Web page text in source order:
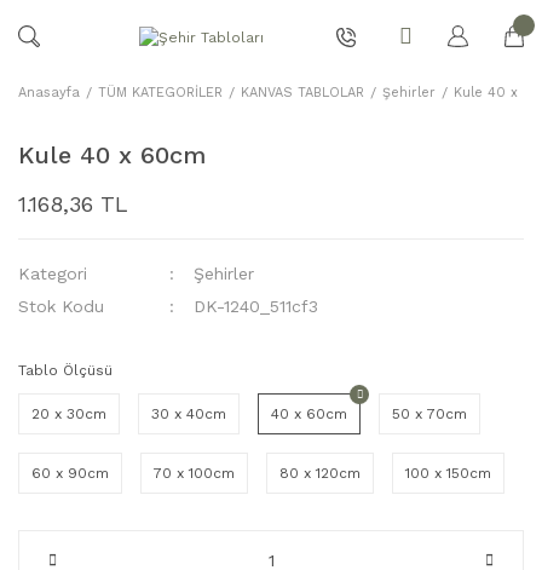
Anasayfa TÜM KATEGORİLER KANVAS TABLOLAR Şehirler Kule 40 x
Kule 40 x 60cm
1.168,36 TL
Kategori
Şehirler
Stok Kodu
DK-1240_511cf3
Tablo Ölçüsü
20 x 30cm 30 x 40cm 40 x 60cm 50 x 70cm
60 x 90cm 70 x 100cm 80 x 120cm 100 x 150cm